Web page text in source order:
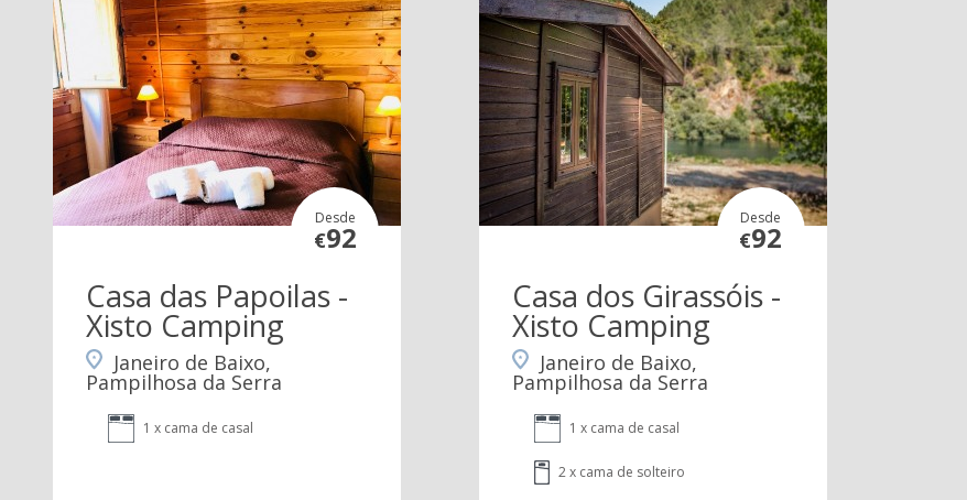
Desde
€92
Casa das Papoilas -
Xisto Camping
Janeiro de Baixo,
Pampilhosa da Serra
1 x cama de casal
Desde
€92
Casa dos Girassóis -
Xisto Camping
Janeiro de Baixo,
Pampilhosa da Serra
1 x cama de casal
2 x cama de solteiro